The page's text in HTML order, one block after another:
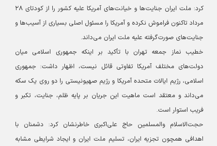
کرد: ملت ایران جنایت‌ها و خیانت‌های آمریکا علیه کشور را از کودتای ۲۸
مرداد تاکنون فراموش نکرده و آمریکا را مسئول اصلی بسیاری از آسیب‌ها و
جنایت‌های صورت‌گرفته علیه ملت ایران می‌داند.
خطیب نماز جمعه تهران با تأکید بر اینکه جمهوری اسلامی میان
دولت‌های مختلف آمریکا تفاوتی قائل نیست، اظهار داشت: جمهوری
اسلامی، رژیم ایالات متحده آمریکا و رژیم صهیونیستی را دو روی یک سکه
می‌داند و معتقد است ماهیت این جریان بر پایه ظلم، جنایت، تکبر و
فریب استوار است.
حجت‌الاسلام والمسلمین حاج علی‌اکبری خاطرنشان کرد: دشمنان با
اهدافی همچون تجزیه ایران، تسلیم ملت ایران و ایجاد شرایطی مشابه